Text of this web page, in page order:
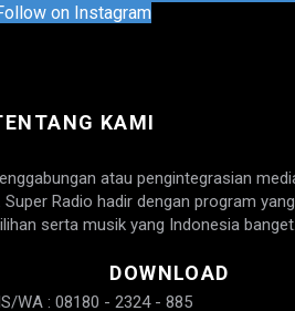
on Instagram
KAMI
atau pengintegrasian
Radio hadir dengan program yang
serta musik yang Indonesia
WA : 08180 - 2324 - 885
DOWNLOAD